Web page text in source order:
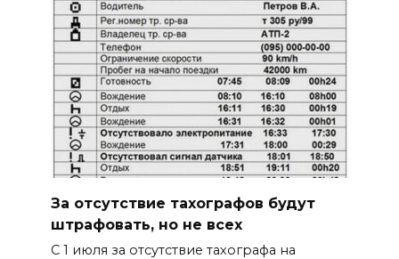
За отсутствие тахографов будут
штрафовать, но не всех
С 1 июля за отсутствие тахографа на